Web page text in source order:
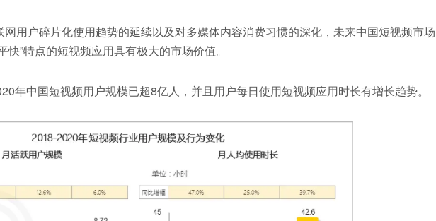
用户碎片化使用趋势的延续以及对多媒体内容消费习惯的深化，未来中国短视频市场
”特点的短视频应用具有极大的市场价值。
年中国短视频用户规模已超8亿人，并且用户每日使用短视频应用时长有增长趋势。